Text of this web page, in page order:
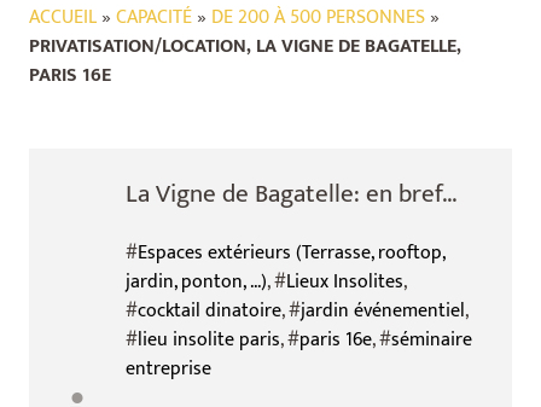
ACCUEIL»CAPACITÉ» DE 200 À 500 PERSONNES»
PRIVATISATION/LOCATION, LA VIGNE DE BAGATELLE,
PARIS 16E
La Vigne de Bagatelle: en bref...
#Espaces extérieurs (Terrasse, rooftop,
jardin, ponton, ...), #Lieux Insolites,
#cocktail dinatoire, #jardin événementiel,
#lieu insolite paris, #paris 16e, #séminaire
entreprise